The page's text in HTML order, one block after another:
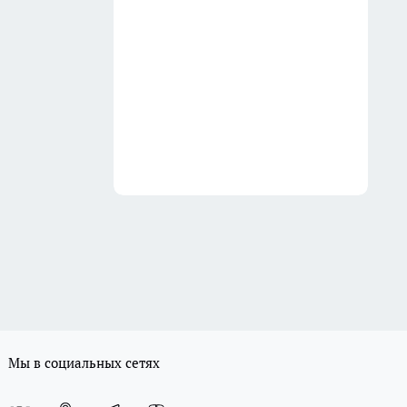
Мы в социальных сетях